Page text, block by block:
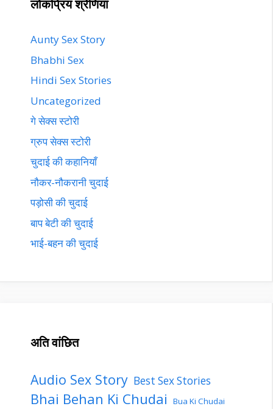
लोकप्रिय श्रेणियां
Aunty Sex Story
Bhabhi Sex
Hindi Sex Stories
Uncategorized
गे सेक्स स्टोरी
ग्रुप सेक्स स्टोरी
चुदाई की कहानियाँ
नौकर-नौकरानी चुदाई
पड़ोसी की चुदाई
बाप बेटी की चुदाई
भाई-बहन की चुदाई
अति वांछित
Audio Sex Story Best Sex Stories
Bhai Behan Ki Chudai Bua Ki Chudai